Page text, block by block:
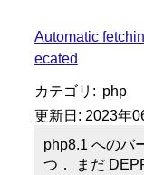
Automatic
ecated
カテゴリ: php
更新日: 2023年
php8.1 へのバ
つ． まだ